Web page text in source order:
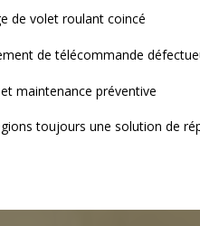
de volet roulant coincé
de télécommande
maintenance préventive
toujours une solution de